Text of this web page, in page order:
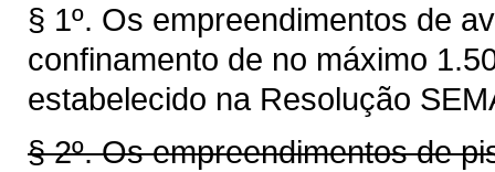
§ 1º. Os empreendimentos de
confinamento de no máximo
estabelecido na Resolução
§ 2º. Os empreendimentos de